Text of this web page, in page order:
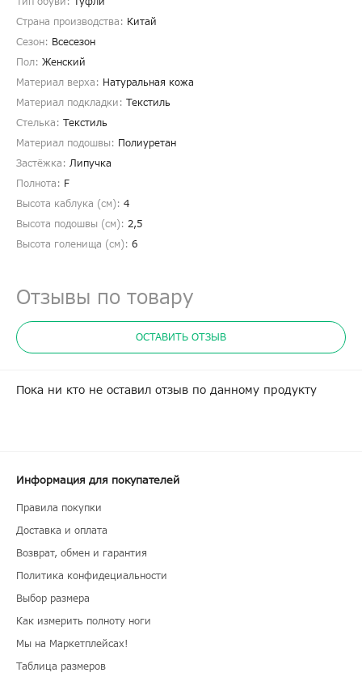
Страна производства: Китай
Сезон: Всесезон
Пол: Женский
Материал верха: Натуральная кожа
Материал подкладки: Текстиль
Стелька: Текстиль
Материал подошвы: Полиуретан
Застёжка: Липучка
Полнота: F
Высота каблука (см): 4
Высота подошвы (см): 2,5
Высота голенища (cм): 6
Отзывы по товару
ОСТАВИТЬ ОТЗЫВ
Пока ни кто не оставил отзыв по данному продукту
Информация для покупателей
Правила покупки
Доставка и оплата
Возврат, обмен и гарантия
Политика конфидециальности
Выбор размера
Как измерить полноту ноги
Мы на Маркетплейсах!
Таблица размеров